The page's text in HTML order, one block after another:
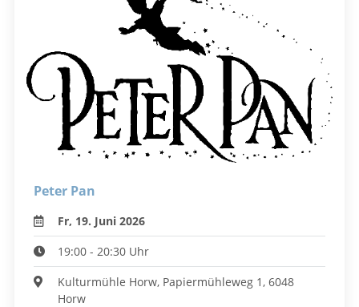
Peter Pan
Fr, 19. Juni 2026
19:00 - 20:30 Uhr
Kulturmühle Horw, Papiermühleweg 1, 6048
Horw